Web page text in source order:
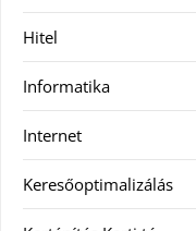
Hitel
Informatika
Internet
Keresőoptimalizálás